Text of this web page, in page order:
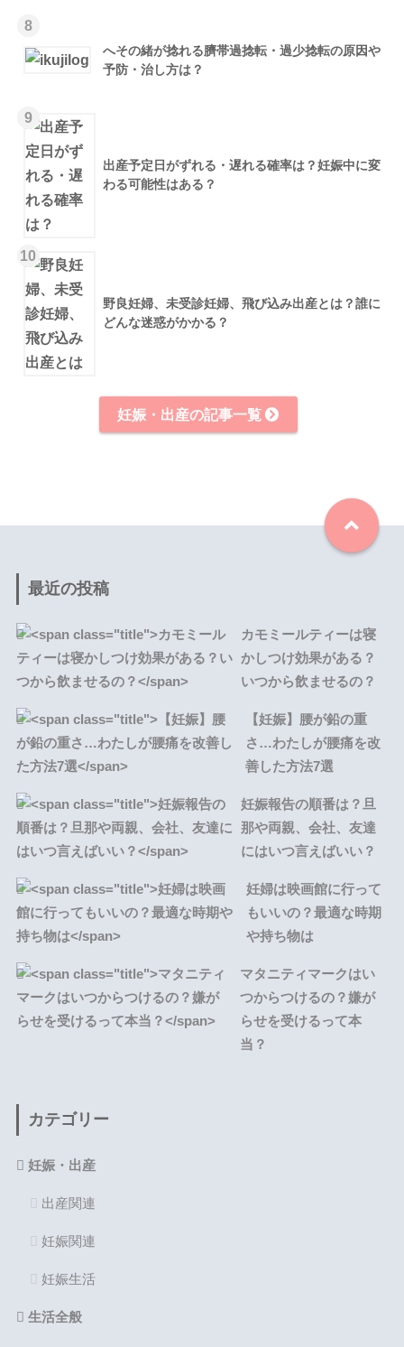
8
へその緒が捻れる臍帯過捻転・過少捻転の原因や
予防・治し方は？
9
出産予定日がずれる・遅れる確率は？妊娠中に変
わる可能性はある？
10
野良妊婦、未受診妊婦、飛び込み出産とは？誰に
どんな迷惑がかかる？
妊娠・出産の記事一覧
最近の投稿
カモミールティーは寝
かしつけ効果がある？
いつから飲ませるの？
【妊娠】腰が鉛の重
さ…わたしが腰痛を改
善した方法7選
妊娠報告の順番は？旦
那や両親、会社、友達
にはいつ言えばいい？
妊婦は映画館に行って
もいいの？最適な時期
や持ち物は
マタニティマークはい
つからつけるの？嫌が
らせを受けるって本
当？
カテゴリー
妊娠・出産
出産関連
妊娠関連
妊娠生活
生活全般